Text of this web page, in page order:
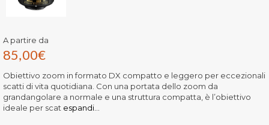
A partire da
85,00€
Obiettivo zoom in formato DX compatto e leggero per eccezionali
scatti di vita quotidiana. Con una portata dello zoom da
grandangolare a normale e una struttura compatta, è l’obiettivo
ideale per scat espandi...